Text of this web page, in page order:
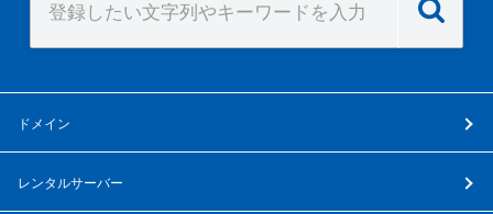
ドメイン
レンタルサーバー